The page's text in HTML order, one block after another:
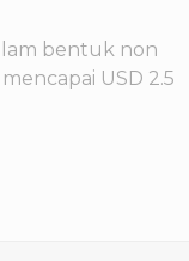
bentuk non
USD 2.5